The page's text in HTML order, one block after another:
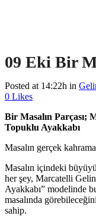
09 Eki Bir
Posted at 14:22h in
0 Likes
Bir Masalın Parçası;
Topuklu Ayakkabı
Masalın gerçek
Masalın içindeki
her şey, Marcatelli
Ayakkabı” modelinde
masalında
sahip.